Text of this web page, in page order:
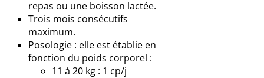
repas ou une boisson lactée.
Trois mois consécutifs
maximum.
Posologie : elle est établie en
fonction du poids corporel :
11 à 20 kg : 1 cp/j